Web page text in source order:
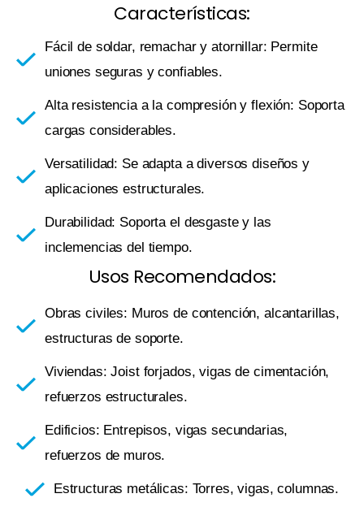
Características:
Fácil de soldar, remachar y atornillar: Permite
uniones seguras y confiables.
Alta resistencia a la compresión y flexión: Soporta
cargas considerables.
Versatilidad: Se adapta a diversos diseños y
aplicaciones estructurales.
Durabilidad: Soporta el desgaste y las
inclemencias del tiempo.
Usos Recomendados:
Obras civiles: Muros de contención, alcantarillas,
estructuras de soporte.
Viviendas: Joist forjados, vigas de cimentación,
refuerzos estructurales.
Edificios: Entrepisos, vigas secundarias,
refuerzos de muros.
Estructuras metálicas: Torres, vigas, columnas.